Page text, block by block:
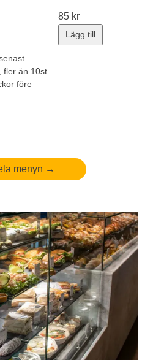
fler än 10st
före
syrup
85 kr
Lägg till
menyn →